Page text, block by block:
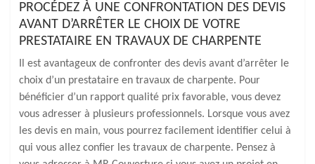
PROCÉDEZ À UNE CONFRONTATION DES DEVIS
AVANT D’ARRÊTER LE CHOIX DE VOTRE
PRESTATAIRE EN TRAVAUX DE CHARPENTE
Il est avantageux de confronter des devis avant d’arrêter le
choix d’un prestataire en travaux de charpente. Pour
bénéficier d’un rapport qualité prix favorable, vous devez
vous adresser à plusieurs professionnels. Lorsque vous avez
les devis en main, vous pourrez facilement identifier celui à
qui vous allez confier les travaux de charpente. Pensez à